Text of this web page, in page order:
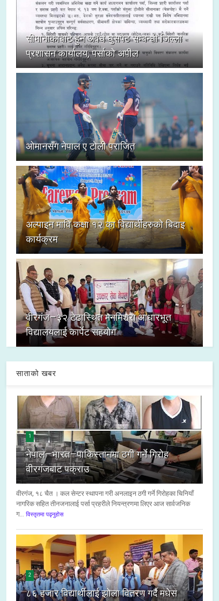
सीमानाकाबाट हुने अवैध घुसपैठ सम्बन्धी जिल्ला
प्रशासन कार्यालय, पर्साको अपील
ओमानसँग नेपाल ए टोली पराजित
अल्पाइन मावि कक्षा १२ का विद्यार्थीहरुको बिदाइ
कार्यक्रम
वीरगंज–३२ टेढास्थित मनमिश्रा आधारभूत
विद्यालयलाई कार्पेट सहयोग
साताको खबर
1
नेपाल–भारत–पाकिस्तानमा ठगी गर्ने गिरोह
वीरगंजबाट पक्राउ
वीरगंज, १८ चैत । कल सेन्टर स्थापना गरी अनलाइन ठगी गर्ने गिरोहका चिनियाँ
नागरिक सहित तीनजनालाई पर्सा प्रहरीले नियन्त्रणमा लिएर आज सार्वजनिक
ग...
विस्तृतमा पढ्नुहोस
2
८६ हजार विद्यार्थीलाई झोला वितरण गर्दै मधेस